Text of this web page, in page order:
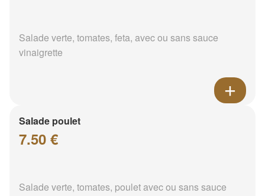
Salade verte, tomates, feta, avec ou sans sauce
vinaigrette
Salade poulet
7.50 €
Salade verte, tomates, poulet avec ou sans sauce